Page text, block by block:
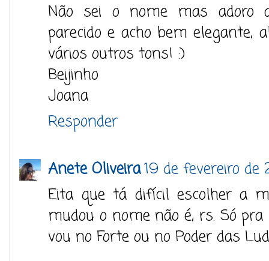
Não sei o nome mas adoro
parecido e acho bem elegante,
vários outros tons! :)
Beijinho
Joana
Responder
Anete Oliveira19 de fevereiro de
Eita que tá difícil escolher a
mudou o nome não é, rs. Só
vou no Forte ou no Poder das